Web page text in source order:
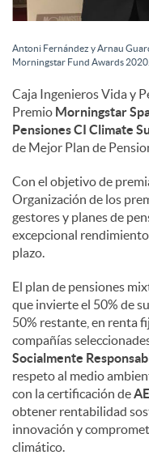
s
Antoni Fernández y Arnau
Morningstar Fund Awards 2020.
Caja Ingenieros Vida y
Premio Morningstar
PensionesCI Climate
de Mejor Plan de
Con el objetivo de
Organización de los
gestores y planes de
excepcional
plazo.
El plan de pensiones
que invierte el 50% de
50% restante, en renta
compañías
Socialmente
respeto al medio
con la certificación de
obtener rentabilidad
innovación y
climático.